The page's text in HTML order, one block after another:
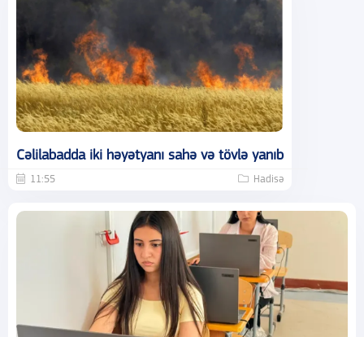
Cəlilabadda iki həyətyanı sahə və tövlə yanıb
11:55 Hadisə